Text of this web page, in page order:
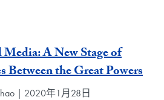
Media: A New Stage of
Between the Great Powers
| 2020年1月28日